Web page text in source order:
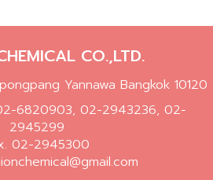
CO.,LTD.
Yannawa Bangkok 10120
6820903, 02-2943236, 02-
2945299
02-2945300